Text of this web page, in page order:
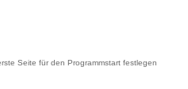
Seite für den Programmstart festlegen